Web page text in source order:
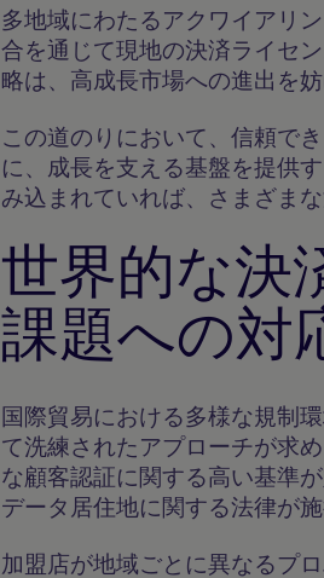
多地域にわたるアクワイアリ
合を通じて現地の決済ライセ
略は、高成長市場への進出を
この道のりにおいて、信頼で
に、成長を支える基盤を提供
み込まれていれば、さまざま
世界的な決
課題への対
国際貿易における多様な規制
て洗練されたアプローチが求
な顧客認証に関する高い基準
データ居住地に関する法律が施
加盟店が地域ごとに異なるプ